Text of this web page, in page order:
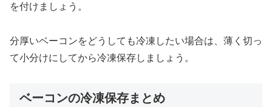
を付けましょう。
分厚いベーコンをどうしても冷凍したい場合は、薄く切っ
て小分けにしてから冷凍保存しましょう。
ベーコンの冷凍保存まとめ